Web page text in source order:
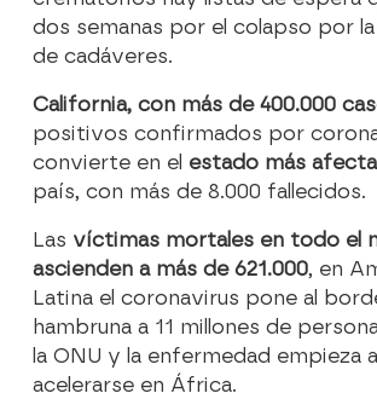
dos semanas por el colapso por la
de cadáveres.
California, con más de 400.000
positivos confirmados por
convierte en el estado más
país, con más de 8.000 fallecidos.
Las víctimas mortales en todo el
ascienden a más de 621.000, en
Latina el coronavirus pone al
hambruna a 11 millones de
la ONU y la enfermedad empieza a
acelerarse en África.